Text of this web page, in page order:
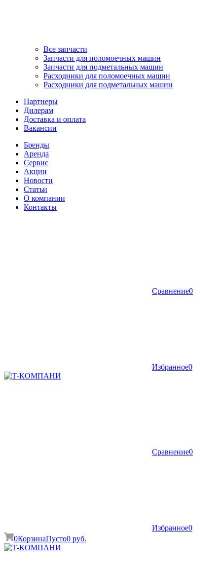
Все запчасти
Запчасти для поломоечных машин
Запчасти для подметальных машин
Расходники для поломоечных машин
Расходники для подметальных машин
Партнеры
Дилерам
Доставка и оплата
Вакансии
Бренды
Аренда
Сервис
Акции
Новости
Статьи
О компании
Контакты
Сравнение0
Избранное0
Сравнение0
Избранное0
0КорзинаПусто0 руб.